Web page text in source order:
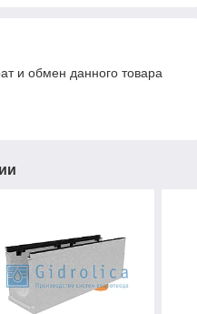
и обмен данного товара